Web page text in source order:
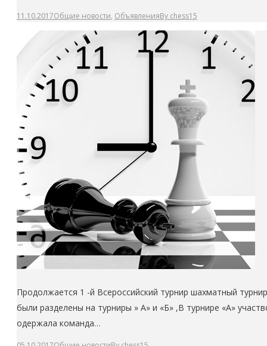
11.10.2017Общие новости, ОбъявленияBy chess15
Продолжается 1 -й Всероссийский турнир шахматный
были разделены на турниры » А» и «Б» ,В турнире «А»
одержала команда…